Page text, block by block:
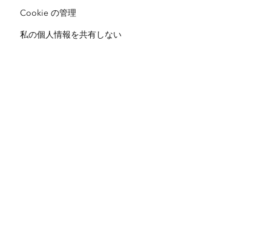
Esri ビデオ
サイトマップ
人種的平等
Cookie の管理
私の個人情報を共有しない